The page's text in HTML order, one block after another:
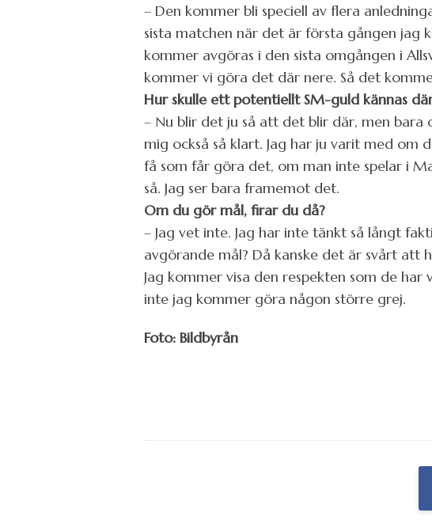
– Den kommer bli speciell av flera
sista matchen när det är första gången
kommer avgöras i den sista omgången i
kommer vi göra det där nere. Så det
Hur skulle ett potentiellt SM-guld kännas
– Nu blir det ju så att det blir där, men
mig också så klart. Jag har ju varit med om
få som får göra det, om man inte spelar i
så. Jag ser bara framemot det.
Om du gör mål, firar du då?
– Jag vet inte. Jag har inte tänkt så långt
avgörande mål? Då kanske det är svårt
Jag kommer visa den respekten som de
inte jag kommer göra någon större grej.
Foto: Bildbyrån